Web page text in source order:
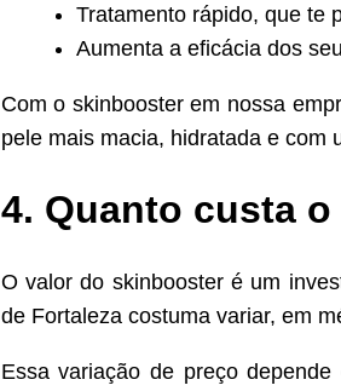
Tratamento rápido, que te
Aumenta a eficácia dos
Com o skinbooster em nossa
pele mais macia, hidratada e com
4. Quanto custa
O valor do skinbooster é um
de Fortaleza costuma variar, em
Essa variação de preço